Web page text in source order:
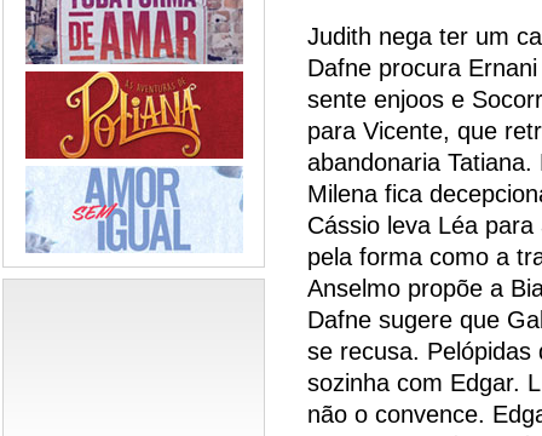
Judith nega ter um
Dafne procura
sente enjoos e
para Vicente, que
abandonaria
Milena fica
Cássio leva Léa
pela forma como a
Anselmo propõe a
Dafne sugere que
se recusa. Pelópidas
sozinha com Edgar.
não o convence.